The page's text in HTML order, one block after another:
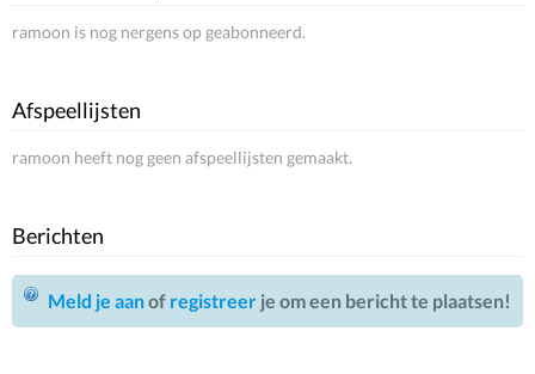
ramoon is nog nergens op geabonneerd.
Afspeellijsten
ramoon heeft nog geen afspeellijsten gemaakt.
Berichten
Meld je aanof registreer je om een bericht te plaatsen!